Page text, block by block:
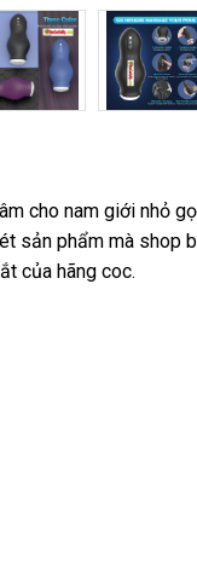
cho nam giới nhỏ
sản phẩm thế
giới
mà shop
tận
của hãng coc.